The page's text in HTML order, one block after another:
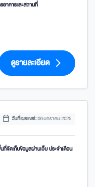
าคารและสถานที่
ดูรายละเอียด arrow_forward_ios
calendar_today วันที่เผยแพร่:06 มกราคม 2025
จัดเก็บข้อมูลผ่านเว็บ ประจำเดือน